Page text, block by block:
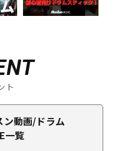
ト
ン動画/ドラム
一覧